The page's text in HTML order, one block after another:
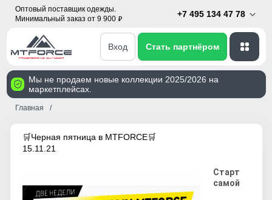
Оптовый поставщик одежды.
Минимальный заказ от 9 900 p
+7 495 134 47 78
Вход Стать партнёром
Мы не продаем новые коллекции 2025/2026 на
маркетплейсах.
Главная
🛒Черная пятница в MTFORCE🛒
15.11.21
Старт
самой